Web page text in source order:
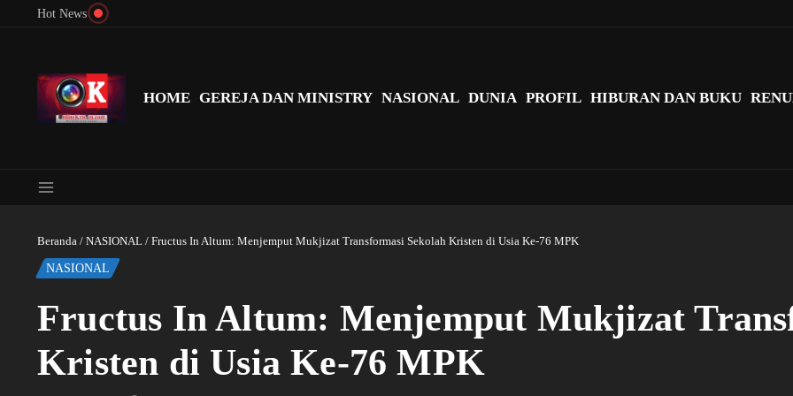
Lewati ke konten
Hot News
HOME GEREJA DAN MINISTRY NASIONAL DUNIA PROFIL HIBURAN DAN BUKU
Beranda / NASIONAL / Fructus In Altum: Menjemput Mukjizat Transformasi Sekolah Kristen di Usia Ke-76 MPK
NASIONAL
Fructus In Altum: Menjemput Mukjizat
Kristen di Usia Ke-76 MPK